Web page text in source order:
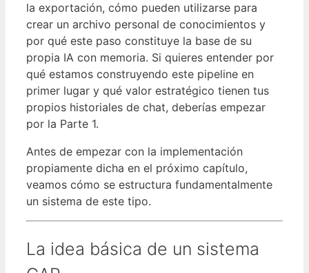
la exportación, cómo pueden utilizarse para
crear un archivo personal de conocimientos y
por qué este paso constituye la base de su
propia IA con memoria. Si quieres entender por
qué estamos construyendo este pipeline en
primer lugar y qué valor estratégico tienen tus
propios historiales de chat, deberías empezar
por la Parte 1.
Antes de empezar con la implementación
propiamente dicha en el próximo capítulo,
veamos cómo se estructura fundamentalmente
un sistema de este tipo.
La idea básica de un sistema